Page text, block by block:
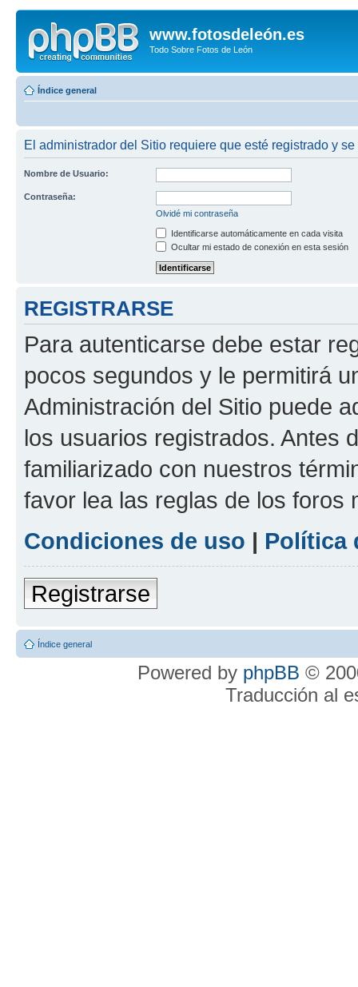
www.fotosdeleón.es
Todo Sobre Fotos de León
Índice general
El administrador del Sitio requiere que esté registrado y
Nombre de Usuario:
Contraseña:
Olvidé mi contraseña
Identificarse automáticamente en cada visita
Ocultar mi estado de conexión en esta sesión
REGISTRARSE
Para autenticarse debe estar
pocos segundos y le permitirá
Administración del Sitio puede
los usuarios registrados. Antes
familiarizado con nuestros
favor lea las reglas de los foros
Condiciones de uso | Política
Registrarse
Índice general
Powered by phpBB ©
Traducción al